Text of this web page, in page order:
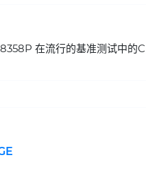
在流行的基准测试中的